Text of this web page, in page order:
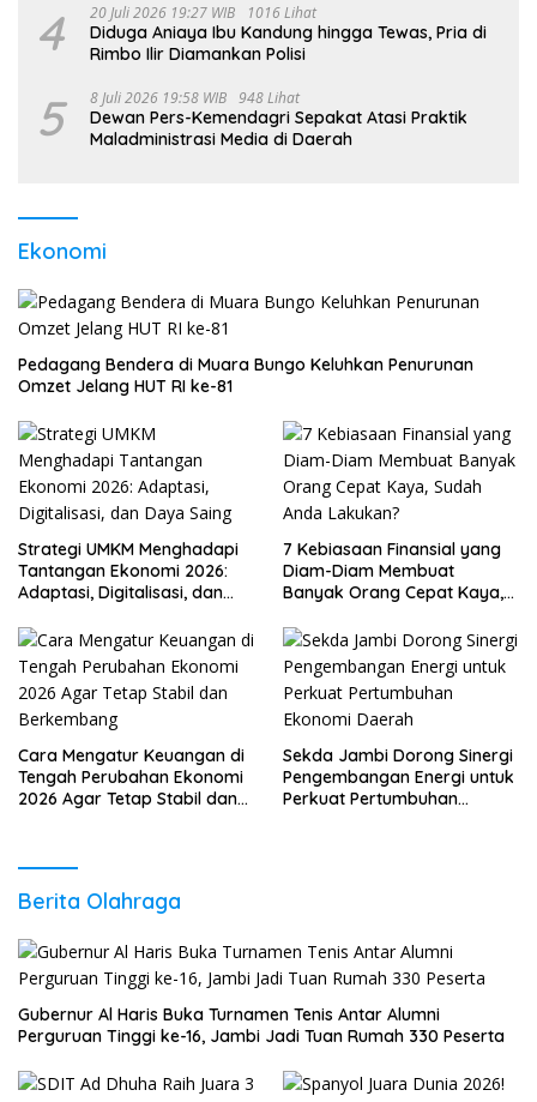
4 20 Juli 2026 19:27 WIB 1016 Lihat
Diduga Aniaya Ibu Kandung hingga Tewas, Pria di
Rimbo Ilir Diamankan Polisi
5 8 Juli 2026 19:58 WIB 948 Lihat
Dewan Pers-Kemendagri Sepakat Atasi Praktik
Maladministrasi Media di Daerah
Ekonomi
Pedagang Bendera di Muara Bungo Keluhkan Penurunan
Omzet Jelang HUT RI ke-81
Strategi UMKM Menghadapi
Tantangan Ekonomi 2026:
Adaptasi, Digitalisasi, dan
7 Kebiasaan Finansial yang
Diam-Diam Membuat
Banyak Orang Cepat Kaya,
Cara Mengatur Keuangan di
Tengah Perubahan Ekonomi
2026 Agar Tetap Stabil dan
Sekda Jambi Dorong Sinergi
Pengembangan Energi untuk
Perkuat Pertumbuhan
Berita Olahraga
Gubernur Al Haris Buka Turnamen Tenis Antar Alumni
Perguruan Tinggi ke-16, Jambi Jadi Tuan Rumah 330 Peserta